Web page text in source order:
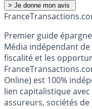
France
Premier guide
Média indépendant
fiscalité et les
Online) est 100%
lien capitalistique
assureurs, sociétés de